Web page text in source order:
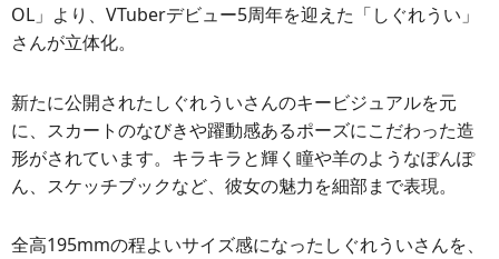
OL」より、VTuberデビュー5周年を迎えた「しぐれうい」
さんが立体化。
新たに公開されたしぐれういさんのキービジュアルを元
に、スカートのなびきや躍動感あるポーズにこだわった造
形がされています。キラキラと輝く瞳や羊のようなぽんぽ
ん、スケッチブックなど、彼女の魅力を細部まで表現。
全高195mmの程よいサイズ感になったしぐれういさんを、